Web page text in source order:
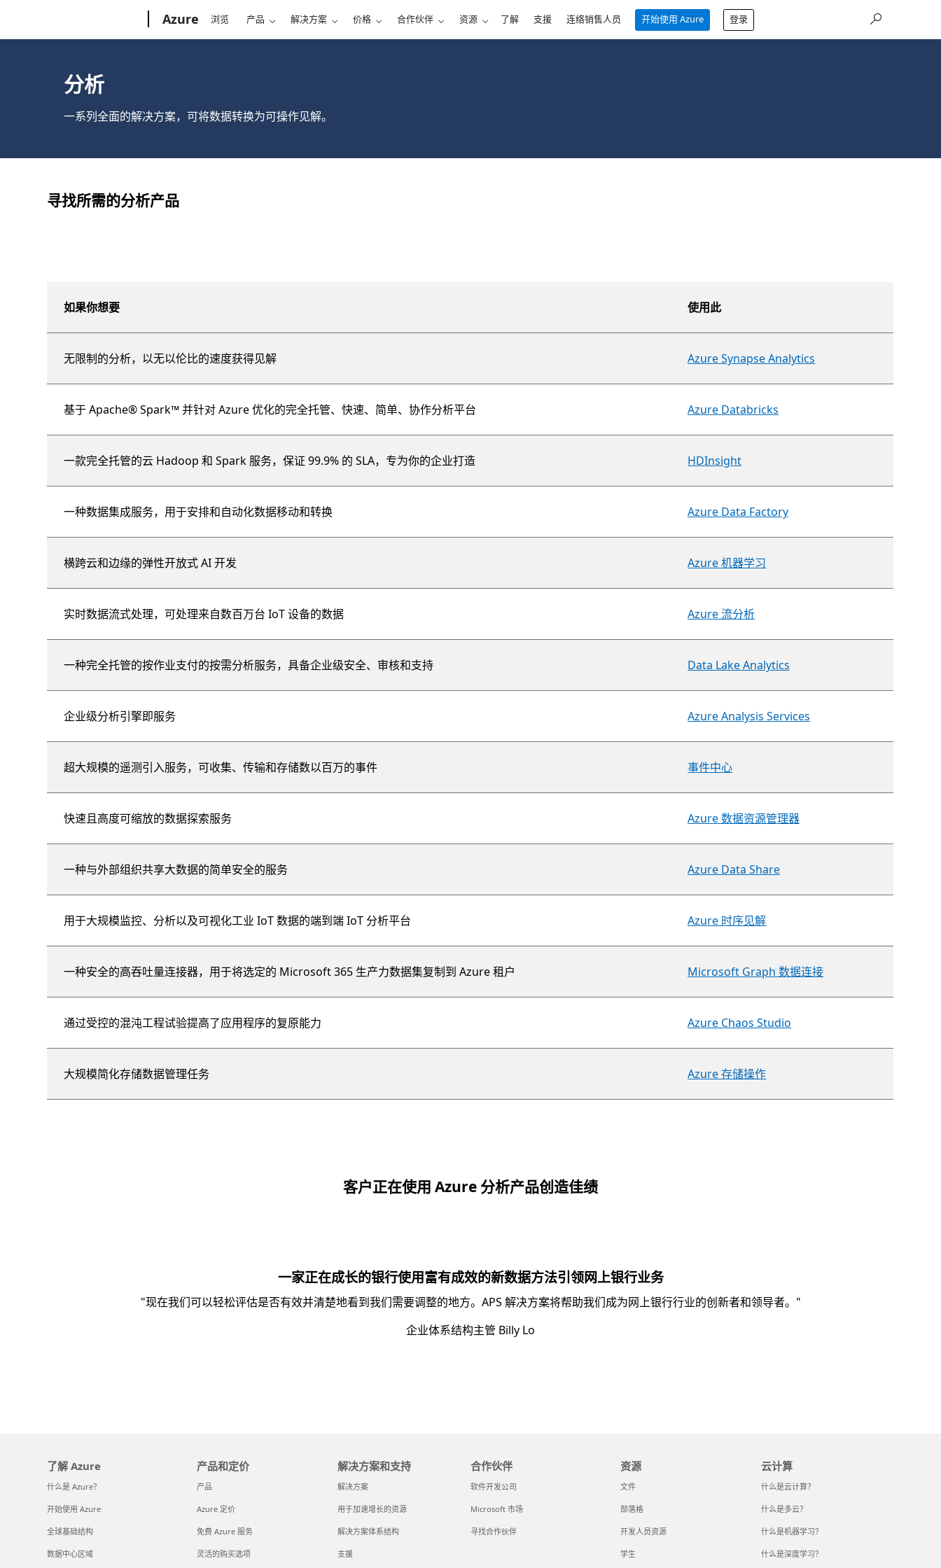
Azure 浏览 产品 解决方案 价格 合作伙伴 资源 了解 支援 连络销售人员 开始使用 Azure 登录
分析
一系列全面的解决方案，可将数据转换为可操作见解。
寻找所需的分析产品
如果你想要 使用此
无限制的分析，以无以伦比的速度获得见解 Azure Synapse Analytics
基于 Apache® Spark™ 并针对 Azure 优化的完全托管、快速、简单、协作分析平台 Azure Databricks
一款完全托管的云 Hadoop 和 Spark 服务，保证 99.9% 的 SLA，专为你的企业打造 HDInsight
一种数据集成服务，用于安排和自动化数据移动和转换 Azure Data Factory
横跨云和边缘的弹性开放式 AI 开发 Azure 机器学习
实时数据流式处理，可处理来自数百万台 IoT 设备的数据 Azure 流分析
一种完全托管的按作业支付的按需分析服务，具备企业级安全、审核和支持 Data Lake Analytics
企业级分析引擎即服务 Azure Analysis Services
超大规模的遥测引入服务，可收集、传输和存储数以百万的事件 事件中心
快速且高度可缩放的数据探索服务 Azure 数据资源管理器
一种与外部组织共享大数据的简单安全的服务 Azure Data Share
用于大规模监控、分析以及可视化工业 IoT 数据的端到端 IoT 分析平台 Azure 时序见解
一种安全的高吞吐量连接器，用于将选定的 Microsoft 365 生产力数据集复制到 Azure 租户 Microsoft Graph 数据连接
通过受控的混沌工程试验提高了应用程序的复原能力 Azure Chaos Studio
大规模简化存储数据管理任务 Azure 存储操作
客户正在使用 Azure 分析产品创造佳绩
一家正在成长的银行使用富有成效的新数据方法引领网上银行业务
"现在我们可以轻松评估是否有效并清楚地看到我们需要调整的地方。APS 解决方案将帮助我们成为网上银行行业的创新者和领导者。"
企业体系结构主管 Billy Lo
了解 Azure
什么是 Azure？
开始使用 Azure
全球基础结构
数据中心区域
产品和定价
产品
Azure 定价
免费 Azure 服务
灵活的购买选项
解决方案和支持
解决方案
用于加速增长的资源
解决方案体系结构
支援
合作伙伴
软件开发公司
Microsoft 市场
寻找合作伙伴
资源
文件
部落格
开发人员资源
学生
云计算
什么是云计算？
什么是多云？
什么是机器学习？
什么是深度学习？